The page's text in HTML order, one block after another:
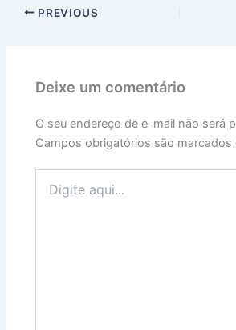
PREVIOUS
Deixe um comentário
O seu endereço de e-mail não será
Campos obrigatórios são marcados
aqui...